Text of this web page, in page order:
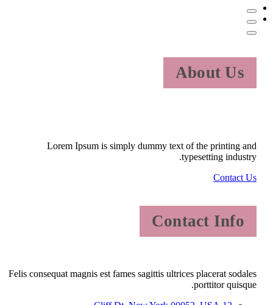
About Us
Lorem Ipsum is simply dummy text of the printing and
typesetting industry.
Contact Us
Contact Info
Felis consequat magnis est fames sagittis ultrices placerat sodales
porttitor quisque.